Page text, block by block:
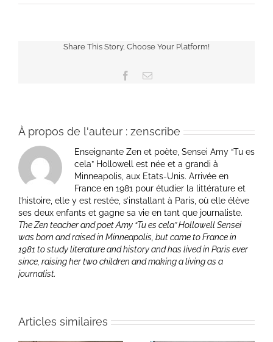
Share This Story, Choose Your Platform!
Facebook
Email
À propos de l'auteur : zenscribe
Enseignante Zen et poète, Sensei Amy “Tu es
cela” Hollowell est née et a grandi à
Minneapolis, aux Etats-Unis. Arrivée en
France en 1981 pour étudier la littérature et
l’histoire, elle y est restée, s’installant à Paris, où elle élève
ses deux enfants et gagne sa vie en tant que journaliste.
The Zen teacher and poet Amy “Tu es cela” Hollowell Sensei
was born and raised in Minneapolis, but came to France in
1981 to study literature and history and has lived in Paris ever
since, raising her two children and making a living as a
journalist.
Articles similaires